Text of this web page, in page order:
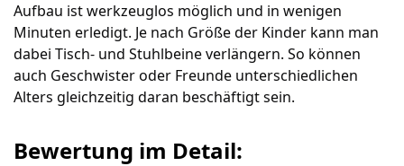
Aufbau ist werkzeuglos möglich und in wenigen
Minuten erledigt. Je nach Größe der Kinder kann man
dabei Tisch- und Stuhlbeine verlängern. So können
auch Geschwister oder Freunde unterschiedlichen
Alters gleichzeitig daran beschäftigt sein.
Bewertung im Detail: